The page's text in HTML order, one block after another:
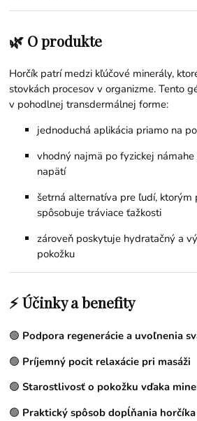
🌿 O produkte
Horčík patrí medzi kľúčové minerály,
stovkách procesov v organizme. Tento
v pohodlnej transdermálnej forme:
jednoduchá aplikácia priamo na
vhodný najmä po fyzickej
napätí
šetrná alternatíva pre ľudí, ktorým
spôsobuje tráviace ťažkosti
zároveň poskytuje hydratačný a
pokožku
⚡ Účinky a benefity
🟢 Podpora regenerácie a uvoľnenia
🟢 Príjemný pocit relaxácie pri masáži
🟢Starostlivosť o pokožku vďaka
🟢 Praktický spôsob dopĺňania